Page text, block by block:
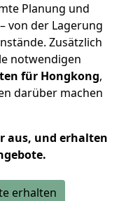
Planung und
von der Lagerung
Zusätzlich
notwendigen
für Hongkong,
darüber machen
aus, und erhalten
erhalten